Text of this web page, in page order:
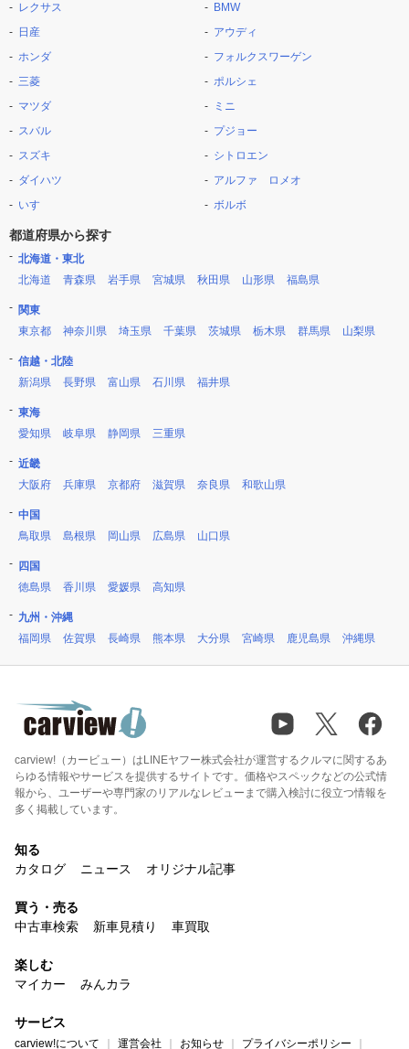
レクサス
日産
ホンダ
三菱
マツダ
スバル
スズキ
ダイハツ
いすゞ
BMW
アウディ
フォルクスワーゲン
ポルシェ
ミニ
プジョー
シトロエン
アルファ ロメオ
ボルボ
都道府県から探す
北海道・東北
北海道
青森県 岩手県 宮城県 秋田県 山形県 福島県
関東
東京都
神奈川県 埼玉県 千葉県 茨城県 栃木県 群馬県 山梨県
信越・北陸
新潟県
長野県 富山県 石川県 福井県
東海
愛知県
岐阜県 静岡県 三重県
近畿
大阪府
兵庫県 京都府 滋賀県 奈良県 和歌山県
中国
鳥取県
島根県 岡山県 広島県 山口県
四国
徳島県
香川県 愛媛県 高知県
九州・沖縄
福岡県
佐賀県 長崎県 熊本県 大分県 宮崎県 鹿児島県 沖縄県
carview!（カービュー）はLINEヤフー株式会社が運営するクルマに関するあ
らゆる情報やサービスを提供するサイトです。価格やスペックなどの公式情
報から、ユーザーや専門家のリアルなレビューまで購入検討に役立つ情報を
多く掲載しています。
知る
カタログ
ニュース オリジナル記事
買う・売る
中古車検索
新車見積り 車買取
楽しむ
マイカー
みんカラ
サービス
carview!について 運営会社 お知らせ プライバシーポリシー